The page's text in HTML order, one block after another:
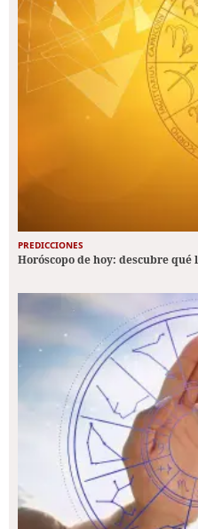
PREDICCIONES
Horóscopo de hoy: descubre qué